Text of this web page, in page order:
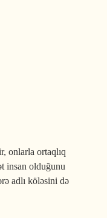
onlarla ortaqlıq
insan olduğunu
adlı köləsini də